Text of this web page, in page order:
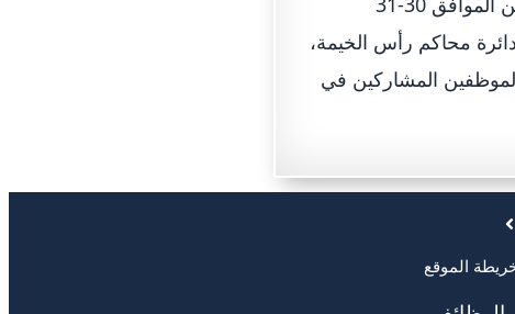
دائرة محاكم رأس الخيمة،
المشاركين في
الموقع